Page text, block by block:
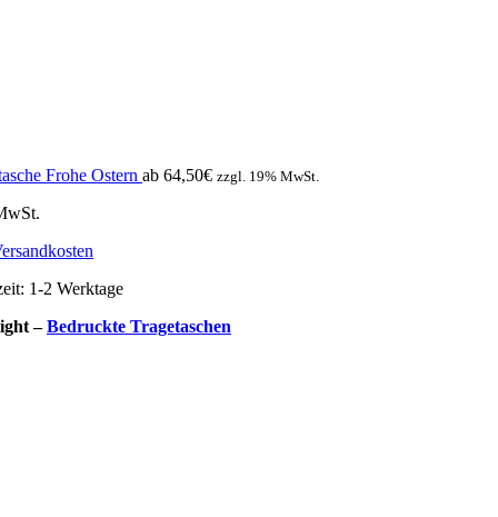
Frohe Ostern ab 64,50€ zzgl. 19% MwSt.
1-2 Werktage
–Bedruckte Tragetaschen